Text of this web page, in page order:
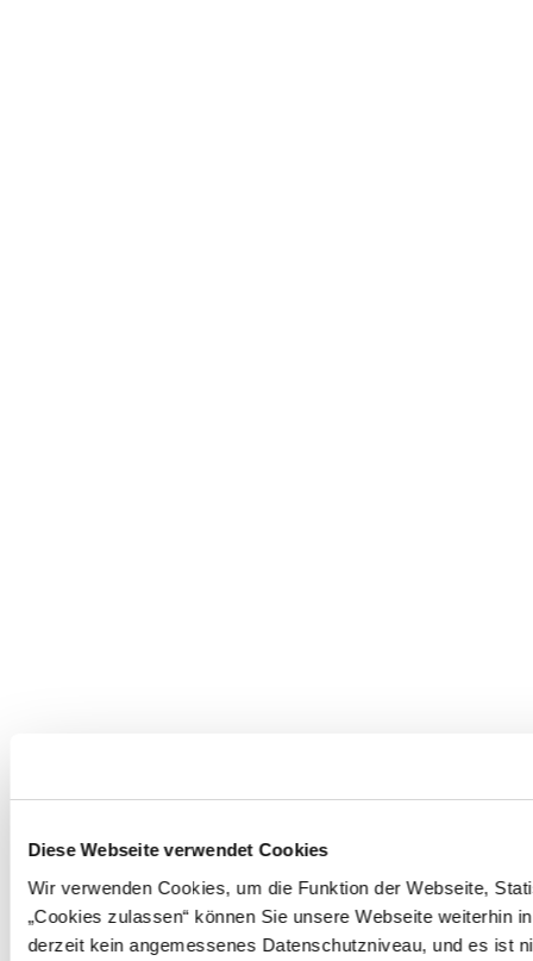
Diese Webseite verwendet Cookies
Wir verwenden Cookies, um die Funktion der Webseite,
„Cookies zulassen“ können Sie unsere Webseite weiterhin
derzeit kein angemessenes Datenschutzniveau, und es ist